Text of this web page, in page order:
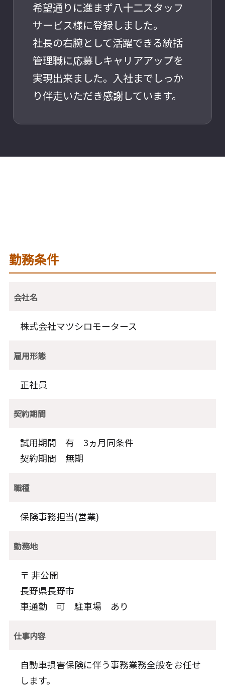
希望通りに進まず八十二スタッフ
サービス様に登録しました。
社長の右腕として活躍できる統括
管理職に応募しキャリアアップを
実現出来ました。入社までしっか
り伴走いただき感謝しています。
勤務条件
会社名
株式会社マツシロモータース
雇用形態
正社員
契約期間
試用期間 有 3ヵ月同条件
契約期間 無期
職種
保険事務担当(営業)
勤務地
〒 非公開
長野県長野市
車通勤 可 駐車場 あり
仕事内容
自動車損害保険に伴う事務業務全般をお任せ
します。